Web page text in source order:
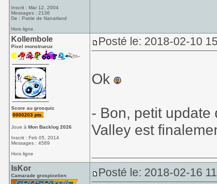
Inscrit : Mar 12, 2004
Messages : 2136
De : Patrie de Nanarland
Hors ligne
Kollembole
Pixel monstrueux
Score au grosquiz
0000203 pts.
Joue àMon Backlog 2026
Inscrit : Feb 05, 2014
Messages : 4589
Hors ligne
Posté le: 2018-02-10
Ok
- Bon, petit
Valley est
IsKor
Camarade grospixelien Posté le: 2018-02-16